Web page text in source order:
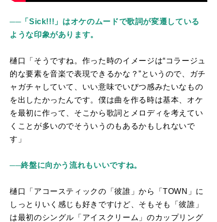
──「Sick!!!」はオケのムードで歌詞が変遷している
ような印象があります。
樋口「そうですね。作った時のイメージは“コラージュ
的な要素を音楽で表現できるかな？”というので、ガチ
ャガチャしていて、いい意味でいびつ感みたいなもの
を出したかったんです。僕は曲を作る時は基本、オケ
を最初に作って、そこから歌詞とメロディを考えてい
くことが多いのでそういうのもあるかもしれないで
す」
──終盤に向かう流れもいいですね。
樋口「アコースティックの「彼誰」から「TOWN 」に
しっとりいく感じも好きですけど、そもそも「彼誰」
は最初のシングル「アイスクリーム」のカップリング